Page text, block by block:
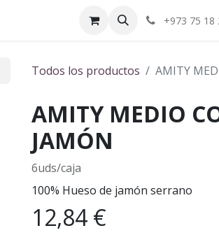
+973 75 18
Todos los productos AMITY
AMITY MEDIO
JAMÓN
6uds/caja
100% Hueso de jamón serrano
12,84 €